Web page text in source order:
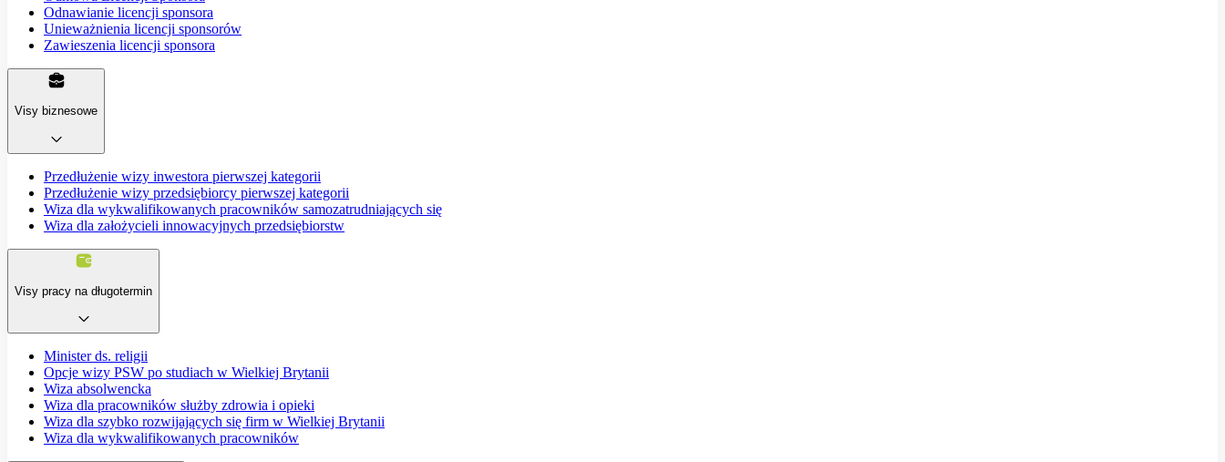
Odnawianie licencji sponsora
Unieważnienia licencji sponsorów
Zawieszenia licencji sponsora
Visy biznesowe
Przedłużenie wizy inwestora pierwszej kategorii
Przedłużenie wizy przedsiębiorcy pierwszej kategorii
Wiza dla wykwalifikowanych pracowników samozatrudniających się
Wiza dla założycieli innowacyjnych przedsiębiorstw
Visy pracy na długotermin
Minister ds. religii
Opcje wizy PSW po studiach w Wielkiej Brytanii
Wiza absolwencka
Wiza dla pracowników służby zdrowia i opieki
Wiza dla szybko rozwijających się firm w Wielkiej Brytanii
Wiza dla wykwalifikowanych pracowników